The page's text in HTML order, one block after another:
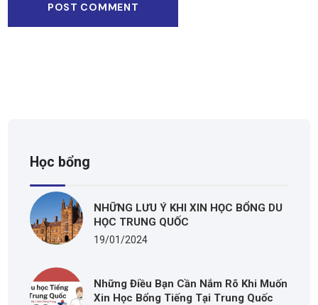
Học bổng
NHỮNG LƯU Ý KHI XIN HỌC BỔNG DU
HỌC TRUNG QUỐC
19/01/2024
Những Điều Bạn Cần Nắm Rõ Khi Muốn
Xin Học Bổng Tiếng Tại Trung Quốc